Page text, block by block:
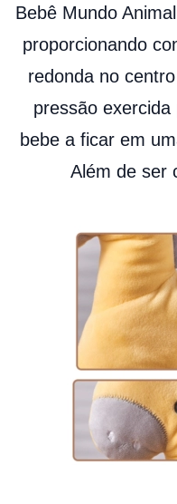
Bebê Mundo
proporcionando
redonda no
pressão
bebe a ficar em
Além de ser